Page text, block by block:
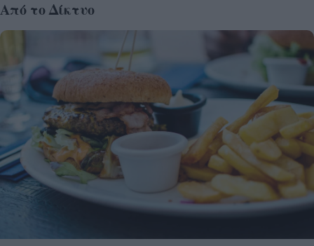
Από το Δίκτυο